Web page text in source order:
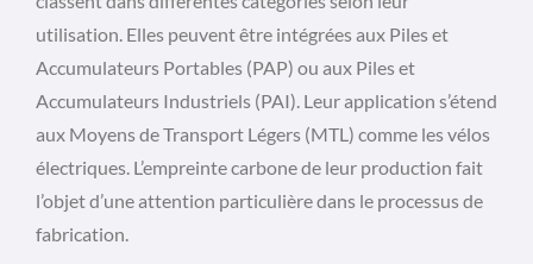
utilisation. Elles peuvent être intégrées aux Piles et
Accumulateurs Portables (PAP) ou aux Piles et
Accumulateurs Industriels (PAI). Leur application s’étend
aux Moyens de Transport Légers (MTL) comme les vélos
électriques. L’empreinte carbone de leur production fait
l’objet d’une attention particulière dans le processus de
fabrication.